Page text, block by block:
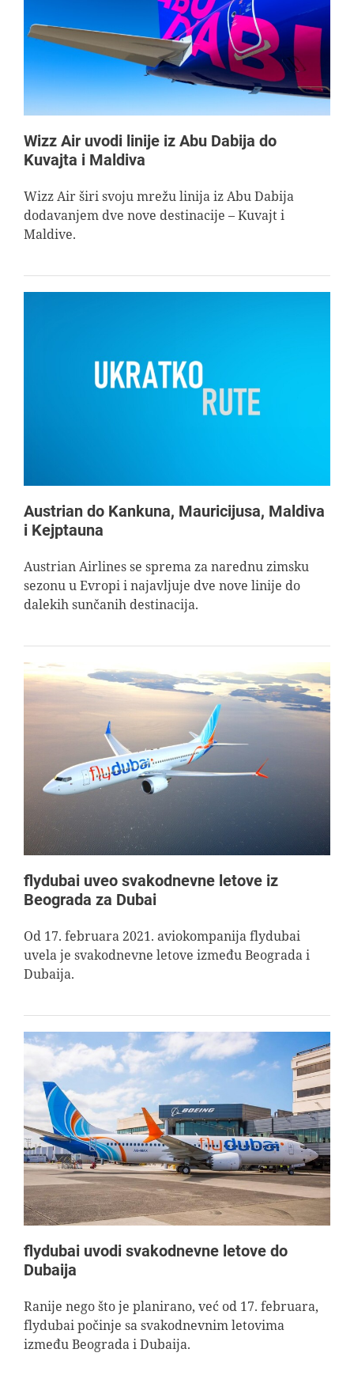
SPECIJAL
FOTO PRIČA
TEMA
AGENT
Wizz Air uvodi linije iz Abu Dabija do
Kuvajta i Maldiva
Wizz Air širi svoju mrežu linija iz Abu Dabija
dodavanjem dve nove destinacije – Kuvajt i
Maldive.
Austrian do Kankuna, Mauricijusa, Maldiva
i Kejptauna
Austrian Airlines se sprema za narednu zimsku
sezonu u Evropi i najavljuje dve nove linije do
dalekih sunčanih destinacija.
flydubai uveo svakodnevne letove iz
Beograda za Dubai
Od 17. februara 2021. aviokompanija flydubai
uvela je svakodnevne letove između Beograda i
Dubaija.
flydubai uvodi svakodnevne letove do
Dubaija
Ranije nego što je planirano, već od 17. februara,
flydubai počinje sa svakodnevnim letovima
između Beograda i Dubaija.